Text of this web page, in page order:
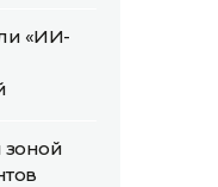
«ИИ-
зоной